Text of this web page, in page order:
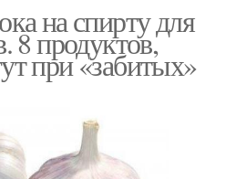
на спирту для
8 продуктов,
при «забитых»